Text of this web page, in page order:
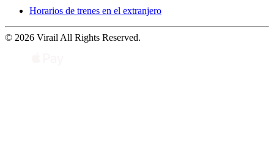
Horarios de trenes en el extranjero
© 2026 Virail All Rights Reserved.